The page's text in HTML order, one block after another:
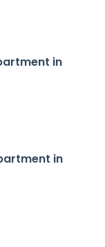
in